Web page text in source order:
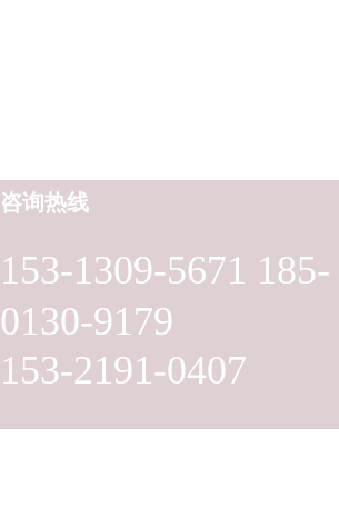
153-1309-5671 185-
0130-9179
153-2191-0407
咨询热线